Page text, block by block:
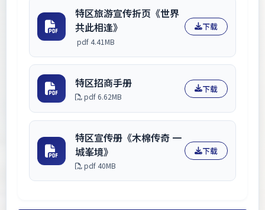
特区旅游宣传折页《世界
共此相逢》
pdf 4.41MB
下载
特区招商手册
pdf 6.62MB
下载
特区宣传册《木棉传奇 一
城峯境》
pdf 40MB
下载